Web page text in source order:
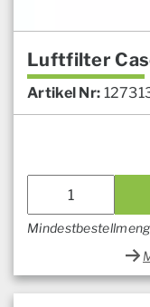
Luftfilter
Artikel Nr: